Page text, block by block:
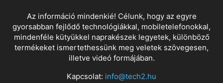
Az információ mindenkié! Célunk, hogy az egyre
gyorsabban fejlődő technológiákkal, mobiletelefonokkal,
mindenféle kütyükkel naprakészek legyetek, különböző
termékeket ismertethessünk meg veletek szövegesen,
illetve videó formájában.
Kapcsolat: info@tech2.hu